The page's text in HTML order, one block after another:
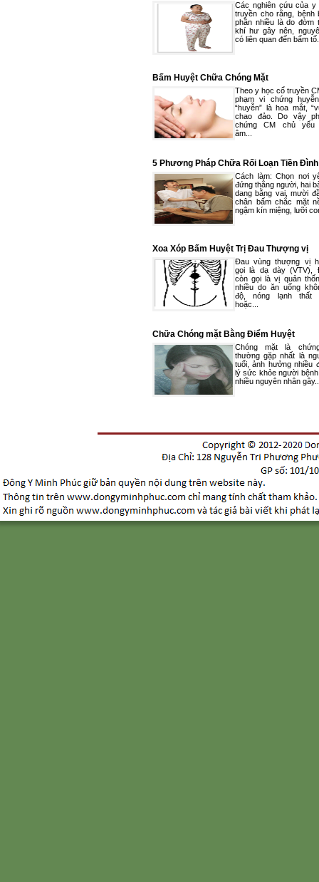
Các nghiên cứu của y
truyền cho rằng, bệnh
phần nhiều là do đờm
khí hư gây nên,
có liên quan đến bẩm
Bấm Huyệt Chữa Chóng Mặt
Theo y học cổ truyền
phạm vi chứng
“huyễn” là hoa mắt,
chao đảo. Do vậy
chứng CM chủ yếu
âm...
5 Phương Pháp Chữa Rối Loạn Tiền
Dùng Thuốc
Cách làm: Chọn nơi
đứng thẳng người, hai
dang bằng vai, mười
chân bấm chắc mặt
ngậm kín miệng, lưỡi
Xoa Xóp Bấm Huyệt Trị Đau Thượng vị
Đau vùng thượng vị
gọi là dạ dày (VTV),
còn gọi là vị quản
nhiều do ăn uống
độ, nóng lạnh thất
hoặc...
Chữa Chóng mặt Bằng Điểm Huyệt
Chóng mặt là
thường gặp nhất là
tuổi, ảnh hưởng nhiều
lý sức khỏe người
nhiều nguyên nhân